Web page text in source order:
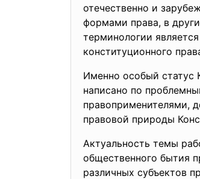
отечественно и
формами права, в
терминологии
конституционного
Именно особый статус
написано по
правоприменителями,
правовой природы
Актуальность темы
общественного бытия
различных субъектов